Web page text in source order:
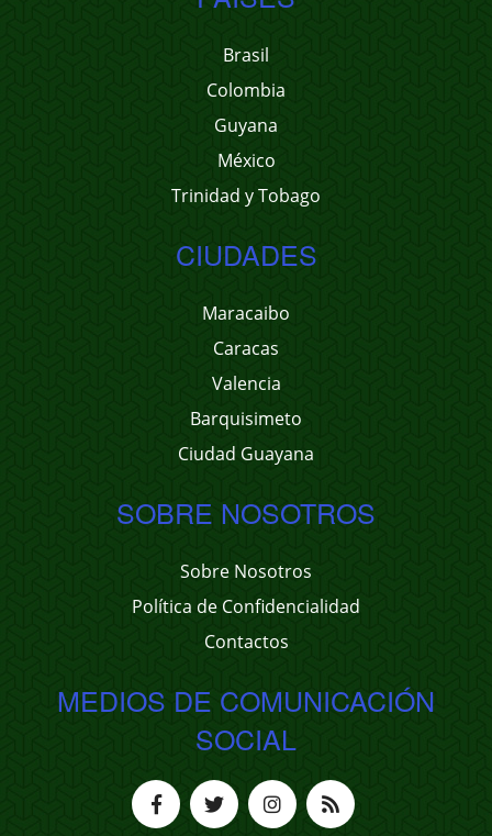
Brasil
Colombia
Guyana
México
Trinidad y Tobago
CIUDADES
Maracaibo
Caracas
Valencia
Barquisimeto
Ciudad Guayana
SOBRE NOSOTROS
Sobre Nosotros
Política de Confidencialidad
Contactos
MEDIOS DE COMUNICACIÓN
SOCIAL